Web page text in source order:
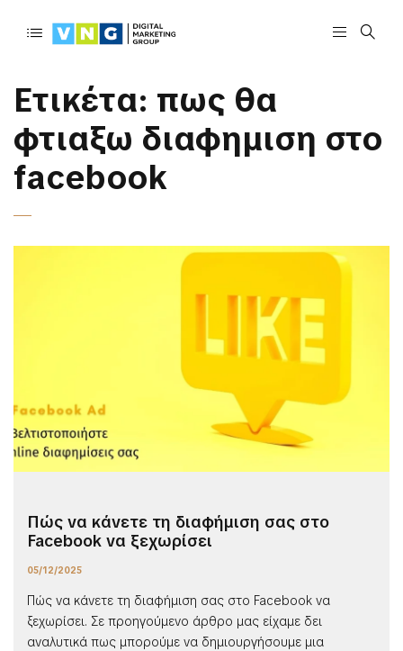
Ετικέτα: πως θα
φτιαξω διαφημιση στο
facebook
Πώς να κάνετε τη διαφήμιση σας στο
Facebook να ξεχωρίσει
05/12/2025
Πώς να κάνετε τη διαφήμιση σας στο Facebook να
ξεχωρίσει. Σε προηγούμενο άρθρο μας είχαμε δει
αναλυτικά πως μπορούμε να δημιουργήσουμε μια